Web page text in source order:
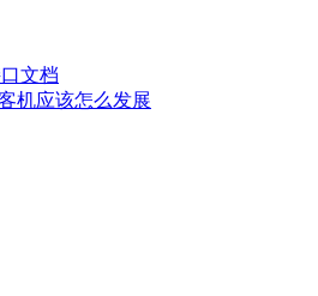
文档
机应该怎么发展